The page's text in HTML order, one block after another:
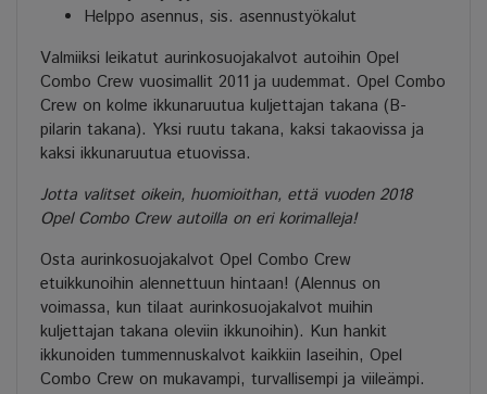
Helppo asennus, sis. asennustyökalut
Valmiiksi leikatut aurinkosuojakalvot autoihin Opel
Combo Crew vuosimallit 2011 ja uudemmat. Opel Combo
Crew on kolme ikkunaruutua kuljettajan takana (B-
pilarin takana). Yksi ruutu takana, kaksi takaovissa ja
kaksi ikkunaruutua etuovissa.
Jotta valitset oikein, huomioithan, että vuoden 2018
Opel Combo Crew autoilla on eri korimalleja!
Osta aurinkosuojakalvot Opel Combo Crew
etuikkunoihin alennettuun hintaan! (Alennus on
voimassa, kun tilaat aurinkosuojakalvot muihin
kuljettajan takana oleviin ikkunoihin). Kun hankit
ikkunoiden tummennuskalvot kaikkiin laseihin, Opel
Combo Crew on mukavampi, turvallisempi ja viileämpi.